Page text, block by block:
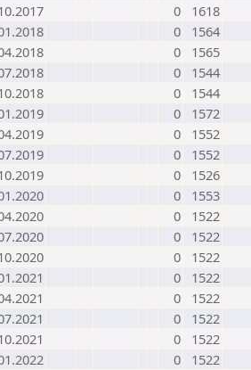
0
1618
0
1564
0
1565
0
1544
0
1544
0
1572
0
1552
0
1552
0
1526
0
1553
0
1522
0
1522
0
1522
0
1522
0
1522
0
1522
0
1522
0
1522